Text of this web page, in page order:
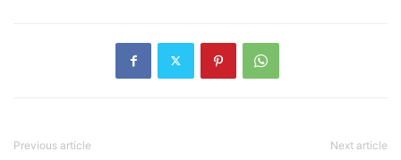
Previous article Next article